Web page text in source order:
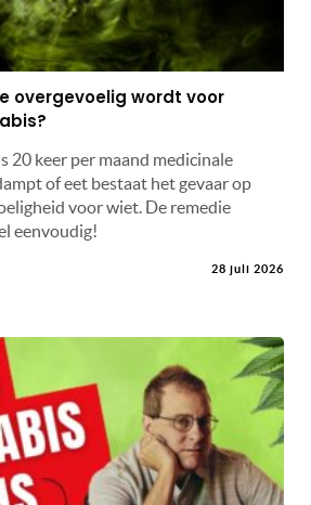
overgevoelig wordt voor
20 keer per maand medicinale
of eet bestaat het gevaar op
voor wiet. De remedie
eenvoudig!
28 juli 2026